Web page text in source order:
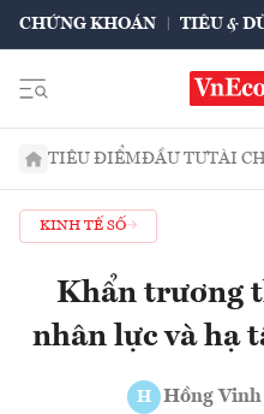
CHỨNG KHOÁN TIÊU &
TIÊU ĐIỂMĐẦU TƯTÀI
KINH TẾ SỐ
Khẩn trương
nhân lực và hạ
H Hồng Vinh